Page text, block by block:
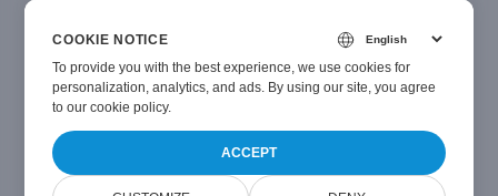
Contáctanos
© Smallize2024-2026. All Rights Reserved.
COOKIE NOTICE
To provide you with the best experience, we use cookies for
personalization, analytics, and ads. By using our site, you agree
toour cookie policy.
ACCEPT